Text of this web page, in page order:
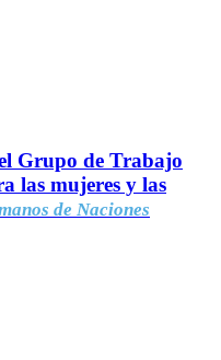
Grupo de Trabajo
las mujeres y las
de Naciones